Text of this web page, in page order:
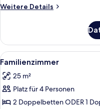
Weitere Details
Weitere
Dreibettzimmer
Alle
Fotos
für
Familienzimmer
anzeigen
4
Familienzimmer
25 m²
Platz für 4 Personen
2 Doppelbetten ODER 1